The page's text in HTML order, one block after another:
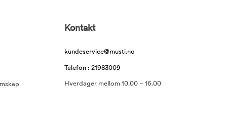
Kontakt
kundeservice@musti.no
Telefon : 21983009
Hverdager mellom 10.00 – 16.00